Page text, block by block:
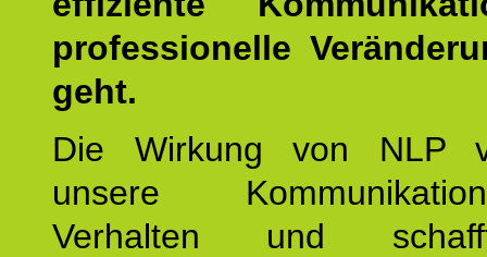
professionelle
geht.
Die Wirkung von NLP
unsere
Verhalten und